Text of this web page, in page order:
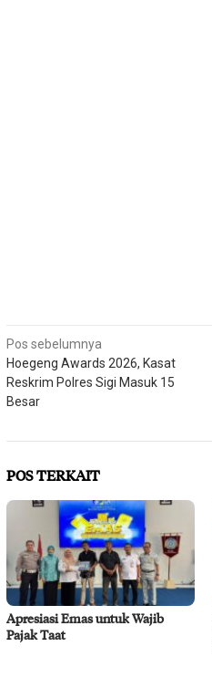
Navigasi
pos
Pos sebelumnya
Hoegeng Awards 2026, Kasat
Reskrim Polres Sigi Masuk 15
Besar
POS TERKAIT
Apresiasi Emas untuk Wajib
Pajak Taat